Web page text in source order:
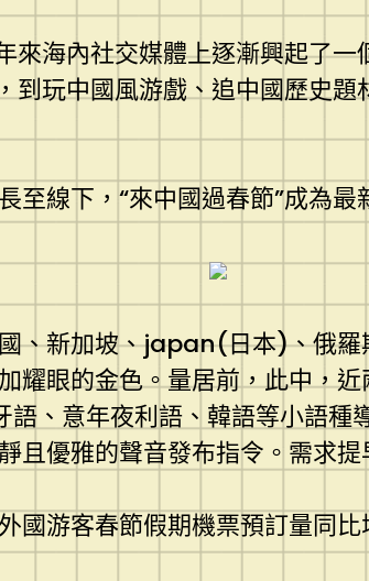
來海內社交媒體上逐漸興起了
到玩中國風游戲、追中國歷史
線下，“來中國過春節”成為最
、新加坡、japan(日本)、俄羅
耀眼的金色。量居前，此中，
、意年夜利語、韓語等小語種
且優雅的聲音發布指令。需求提
國游客春節假期機票預訂量同